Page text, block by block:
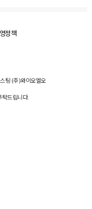
정책
팅 (주)와이오엘오
탁드립니다.